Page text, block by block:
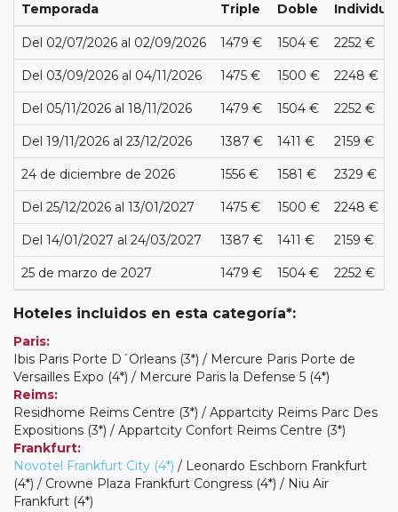
Temporada Triple Doble Individual
Del 02/07/2026 al 02/09/2026 1479 € 1504 € 2252 €
Del 03/09/2026 al 04/11/2026 1475 € 1500 € 2248 €
Del 05/11/2026 al 18/11/2026 1479 € 1504 € 2252 €
Del 19/11/2026 al 23/12/2026 1387 € 1411 € 2159 €
24 de diciembre de 2026 1556 € 1581 € 2329 €
Del 25/12/2026 al 13/01/2027 1475 € 1500 € 2248 €
Del 14/01/2027 al 24/03/2027 1387 € 1411 € 2159 €
25 de marzo de 2027 1479 € 1504 € 2252 €
Hoteles incluidos en esta categoría*:
Paris:
Ibis Paris Porte D´Orleans (3*) / Mercure Paris Porte de
Versailles Expo (4*) / Mercure Paris la Defense 5 (4*)
Reims:
Residhome Reims Centre (3*) / Appartcity Reims Parc Des
Expositions (3*) / Appartcity Confort Reims Centre (3*)
Frankfurt:
Novotel Frankfurt City (4*) / Leonardo Eschborn Frankfurt
(4*) / Crowne Plaza Frankfurt Congress (4*) / Niu Air
Frankfurt (4*)